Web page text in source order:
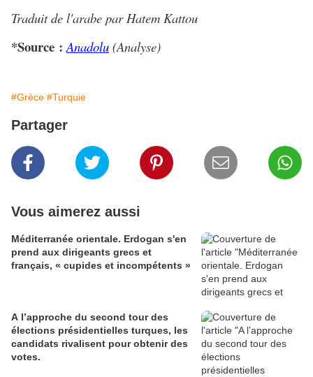
Traduit de l'arabe par Hatem Kattou
*Source : Anadolu (Analyse)
#Grèce #Turquie
Partager
Vous aimerez aussi
Méditerranée orientale. Erdogan s'en
prend aux dirigeants grecs et
français, « cupides et incompétents »
A l’approche du second tour des
élections présidentielles turques, les
candidats rivalisent pour obtenir des
votes.